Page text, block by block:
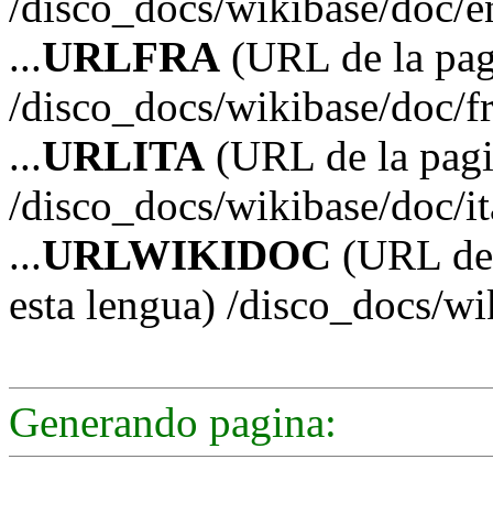
...URLFRA (URL de la
/disco_docs/wikibase/doc/
...URLITA (URL de la
/disco_docs/wikibase/doc/
...URLWIKIDOC (URL
esta lengua) /disco_docs/
Generando pagina: